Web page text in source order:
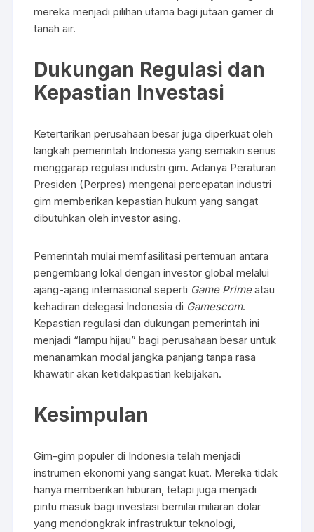
mereka menjadi pilihan utama bagi jutaan gamer di
tanah air.
Dukungan Regulasi dan
Kepastian Investasi
Ketertarikan perusahaan besar juga diperkuat oleh
langkah pemerintah Indonesia yang semakin serius
menggarap regulasi industri gim. Adanya Peraturan
Presiden (Perpres) mengenai percepatan industri
gim memberikan kepastian hukum yang sangat
dibutuhkan oleh investor asing.
Pemerintah mulai memfasilitasi pertemuan antara
pengembang lokal dengan investor global melalui
ajang-ajang internasional seperti Game Primeatau
kehadiran delegasi Indonesia di Gamescom.
Kepastian regulasi dan dukungan pemerintah ini
menjadi “lampu hijau” bagi perusahaan besar untuk
menanamkan modal jangka panjang tanpa rasa
khawatir akan ketidakpastian kebijakan.
Kesimpulan
Gim-gim populer di Indonesia telah menjadi
instrumen ekonomi yang sangat kuat. Mereka tidak
hanya memberikan hiburan, tetapi juga menjadi
pintu masuk bagi investasi bernilai miliaran dolar
yang mendongkrak infrastruktur teknologi,